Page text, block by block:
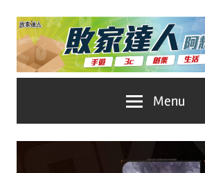
Skip
content
家
No.1
遊
Menu